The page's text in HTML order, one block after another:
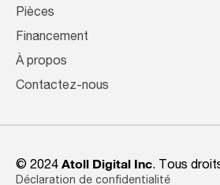
Pièces
Financement
À propos
Contactez-nous
© 2024 Atoll Digital Inc. Tous
Déclaration de confidentialité